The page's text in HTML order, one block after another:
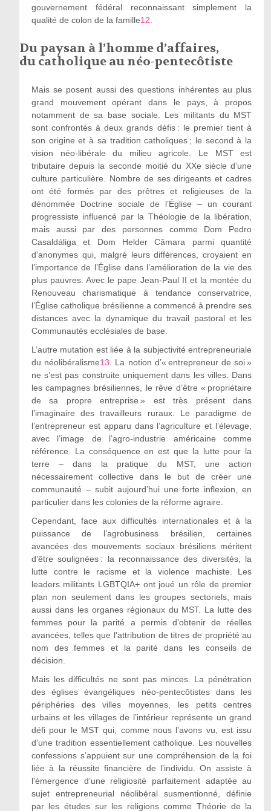
gouvernement fédéral reconnaissant simplement la
qualité de colon de la famille12
Du paysan à l’homme d’affaires,
du catholique au néo-pentecôtiste
Mais se posent aussi des questions inhérentes au plus
grand mouvement opérant dans le pays, à propos
notamment de sa base sociale. Les militants du MST
sont confrontés à deux grands défis : le premier tient à
son origine et à sa tradition catholiques ; le second à la
vision néo-libérale du milieu agricole. Le MST est
tributaire depuis la seconde moitié du XXe siècle d’une
culture particulière. Nombre de ses dirigeants et cadres
ont été formés par des prêtres et religieuses de la
dénommée Doctrine sociale de l’Église – un courant
progressiste influencé par la Théologie de la libération,
mais aussi par des personnes comme Dom Pedro
Casaldáliga et Dom Helder Câmara parmi quantité
d’anonymes qui, malgré leurs différences, croyaient en
l’importance de l’Église dans l’amélioration de la vie des
plus pauvres. Avec le pape Jean-Paul II et la montée du
Renouveau charismatique à tendance conservatrice,
l’Église catholique brésilienne a commencé à prendre ses
distances avec la dynamique du travail pastoral et les
Communautés ecclésiales de base.
L’autre mutation est liée à la subjectivité entrepreneuriale
du néolibéralisme13 . La notion d’« entrepreneur de soi »
ne s’est pas construite uniquement dans les villes. Dans
les campagnes brésiliennes, le rêve d’être « propriétaire
de sa propre entreprise » est très présent dans
l’imaginaire des travailleurs ruraux. Le paradigme de
l’entrepreneur est apparu dans l’agriculture et l’élevage,
avec l’image de l’agro-industrie américaine comme
référence. La conséquence en est que la lutte pour la
terre – dans la pratique du MST, une action
nécessairement collective dans le but de créer une
communauté – subit aujourd’hui une forte inflexion, en
particulier dans les colonies de la réforme agraire.
Cependant, face aux difficultés internationales et à la
puissance de l’agrobusiness brésilien, certaines
avancées des mouvements sociaux brésiliens méritent
d’être soulignées : la reconnaissance des diversités, la
lutte contre le racisme et la violence machiste. Les
leaders militants LGBTQIA+ ont joué un rôle de premier
plan non seulement dans les groupes sectoriels, mais
aussi dans les organes régionaux du MST. La lutte des
femmes pour la parité a permis d’obtenir de réelles
avancées, telles que l’attribution de titres de propriété au
nom des femmes et la parité dans les conseils de
décision.
Mais les difficultés ne sont pas minces. La pénétration
des églises évangéliques néo-pentecôtistes dans les
périphéries des villes moyennes, les petits centres
urbains et les villages de l’intérieur représente un grand
défi pour le MST qui, comme nous l’avons vu, est issu
d’une tradition essentiellement catholique. Les nouvelles
confessions s’appuient sur une compréhension de la foi
liée à la réussite financière de l’individu. On assiste à
l’émergence d’une religiosité parfaitement adaptée au
sujet entrepreneurial néolibéral susmentionné, définie
par les études sur les religions comme Théorie de la